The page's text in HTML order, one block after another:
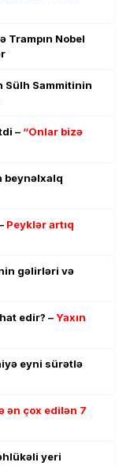
Trampın Nobel
Sülh Sammitinin
– “Onlar bizə
beynəlxalq
Peyklər artıq
gəlirləri və
edir? –Yaxın
eyni sürətlə
ən çox edilən 7
yeri